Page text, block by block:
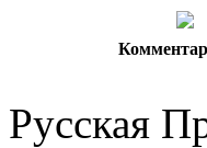
Русская